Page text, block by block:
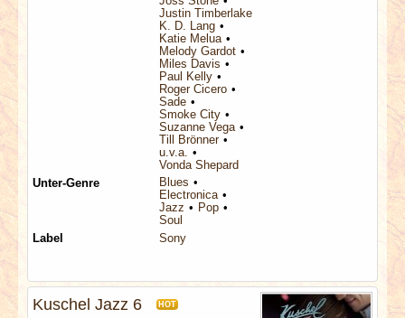
Justin Timberlake
K. D. Lang
Katie Melua
Melody Gardot
Miles Davis
Paul Kelly
Roger Cicero
Sade
Smoke City
Suzanne Vega
Till Brönner
u.v.a.
Vonda Shepard
Unter-Genre
Blues
Electronica
Jazz
Pop
Soul
Label
Sony
Kuschel Jazz 6 HOT